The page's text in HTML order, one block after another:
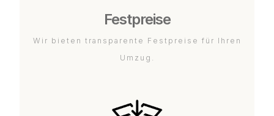
Festpreise
Wir bieten transparente Festpreise für Ihren
Umzug.